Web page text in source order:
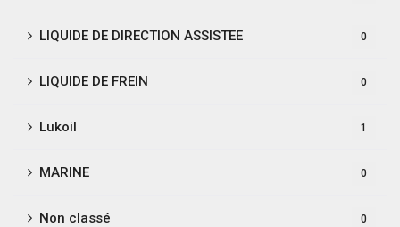
LIQUIDE DE DIRECTION ASSISTEE 0
LIQUIDE DE FREIN 0
Lukoil 1
MARINE 0
Non classé 0